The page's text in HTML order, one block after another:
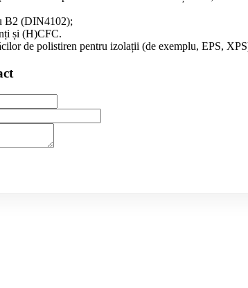
B2 (DIN4102);
și (H)CFC.
de polistiren pentru izolații (de exemplu, EPS,